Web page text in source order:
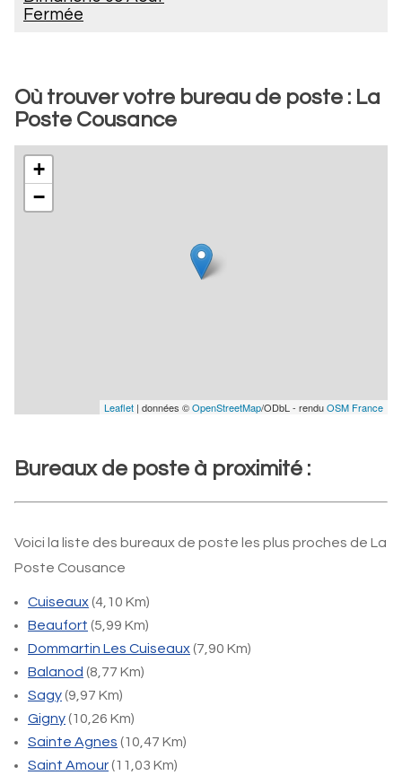
Fermée
Où trouver votre bureau de poste : La
Poste Cousance
+
−
Leaflet | données ©OpenStreetMap/ODbL - renduOSM France
Bureaux de poste à proximité :
Voici la liste des bureaux de poste les plus proches de La
Poste Cousance
Cuiseaux(4,10 Km)
Beaufort (5,99 Km)
Dommartin Les Cuiseaux(7,90 Km)
Balanod (8,77 Km)
Sagy(9,97 Km)
Gigny(10,26 Km)
Sainte Agnes (10,47 Km)
Saint Amour(11,03 Km)